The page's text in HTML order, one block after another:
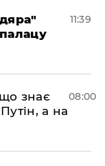
11:39
знає
а на
08:00